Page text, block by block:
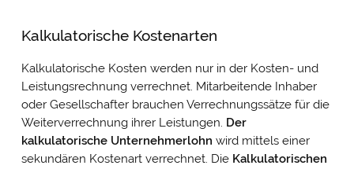
Kalkulatorische Kostenarten
Kalkulatorische Kosten werden nur in der Kosten- und
Leistungsrechnung verrechnet. Mitarbeitende Inhaber
oder Gesellschafter brauchen Verrechnungssätze für die
Weiterverrechnung ihrer Leistungen. Der
kalkulatorische Unternehmerlohn wird mittels einer
sekundären Kostenart verrechnet. DieKalkulatorischen
Mit Ihrer Zustimmung möchten wir Google Analytics
(anonymisierte Besucherstatistik), Google Maps
(Routenplanung) und YouTube (Videos) auf unserer Website
einsetzen. Dabei werden Daten (z. B. Ihre IP-Adresse) an diese
Anbieter übertragen und Cookies gesetzt. Über Ihre
Zustimmung würden wir uns freuen. Vielen Dank.